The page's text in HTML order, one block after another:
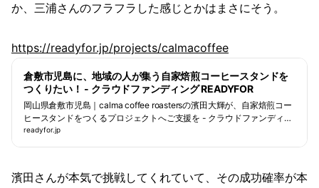
か、三浦さんのフラフラした感じとかはまさにそう。
https://readyfor.jp/projects/calmacoffee
倉敷市児島に、地域の人が集う自家焙煎コーヒースタンドを
つくりたい！ - クラウドファンディング READYFOR
岡山県倉敷市児島｜calma coffee roastersの濱田大輝が、自家焙煎コー
ヒースタンドをつくるプロジェクトへご支援を - クラウドファンディン
グ READYFOR
readyfor.jp
濱田さんが本気で挑戦してくれていて、その成功確率が本